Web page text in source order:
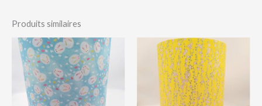
Produits similaires